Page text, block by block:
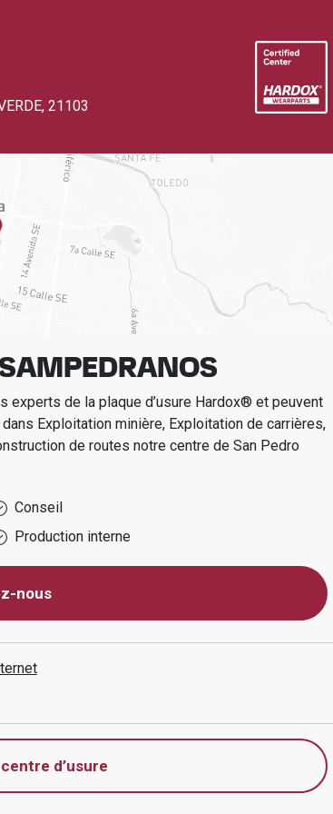
, 21103
de la plaque d’usure Hardox® et peuvent
Exploitation minière, Exploitation de carrières,
de routes notre centre de San Pedro
Conseil
Production interne
nous
d’usure